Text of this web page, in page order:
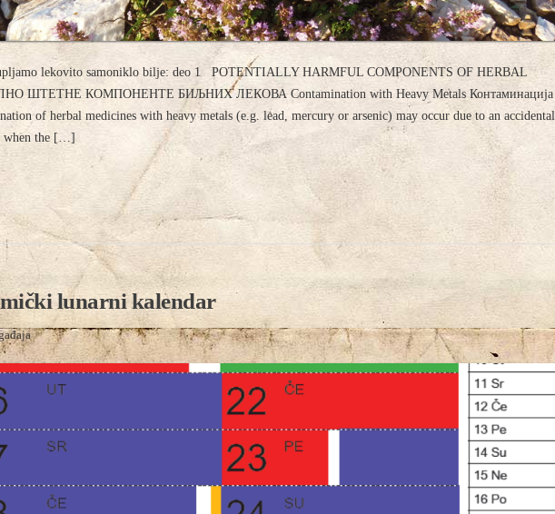
lekovito samoniklo bilje: deo 1 POTENTIALLY HARMFUL COMPONENTS OF HERBAL
ШТЕТНЕ КОМПОНЕНТЕ БИЉНИХ ЛЕКОВА Contamination with Heavy Metals Контаминација
of herbal medicines with heavy metals (e.g. lead, mercury or arsenic) may occur due to an accidental
when the […]
lunarni kalendar